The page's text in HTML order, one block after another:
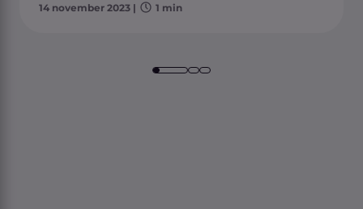
14 november 2023 | 1 min